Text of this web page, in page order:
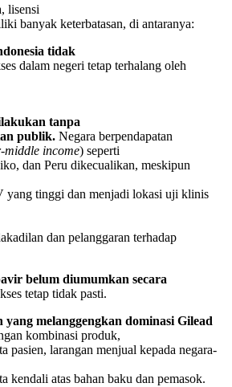
lisensi
banyak keterbatasan, di antaranya:
tidak
dalam negeri tetap terhalang oleh
tanpa
publik. Negara berpendapatan
middle income) seperti
dan Peru dikecualikan, meskipun
yang tinggi dan menjadi lokasi uji klinis
dan pelanggaran terhadap
belum diumumkan secara
tetap tidak pasti.
yang melanggengkan dominasi Gilead
kombinasi produk,
pasien, larangan menjual kepada negara-
kendali atas bahan baku dan pemasok.